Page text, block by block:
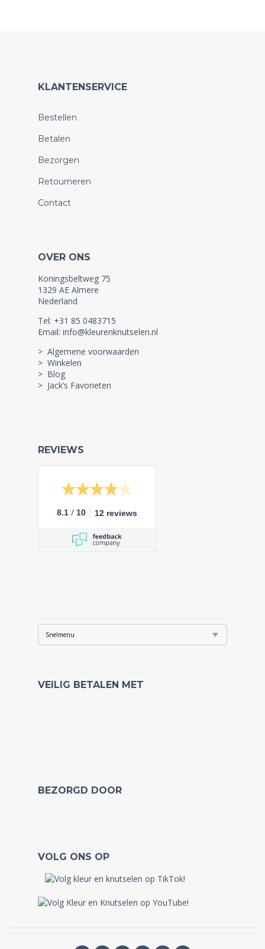
KLANTENSERVICE
Bestellen
Betalen
Bezorgen
Retourneren
Contact
OVER ONS
Koningsbeltweg 75
1329 AE Almere
Nederland
Tel: +31 85 0483715
Email: info@kleurenknutselen.nl
> Algemene voorwaarden
> Winkelen
> Blog
> Jack’s Favorieten
REVIEWS
8.1 / 10 12 reviews
VEILIG BETALEN MET
BEZORGD DOOR
VOLG ONS OP